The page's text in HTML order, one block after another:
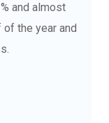
and almost
the year and